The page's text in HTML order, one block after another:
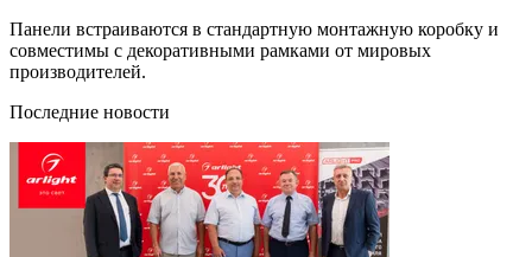
Панели встраиваются в стандартную монтажную коробку и
совместимы с декоративными рамками от мировых
производителей.
Последние новости